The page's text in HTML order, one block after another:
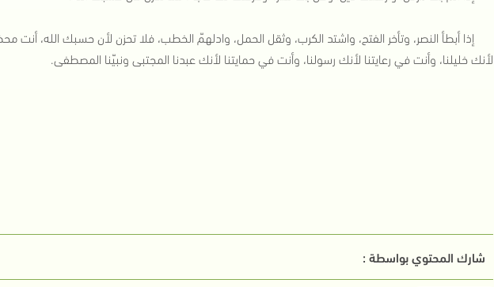
إذا أبطأ النصر، وتأخر الفتح، واشتد الكرب، وثقل الحمل، وادلهمّ الخطب، فلا تحزن لأن حسبك الله، أنت
لأنك خليلنا، وأنت في رعايتنا لأنك رسولنا، وأنت في حمايتنا لأنك عبدنا المجتبى ونبيّنا المصطفى.
شارك المحتوي بواسطة :